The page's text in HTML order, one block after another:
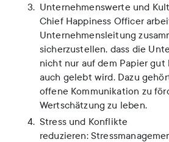
Unternehmenswerte und
Chief Happiness Officer
Unternehmensleitung
sicherzustellen, dass die
nicht nur auf dem Papier gut
auch gelebt wird. Dazu
offene Kommunikation zu
Wertschätzung zu leben.
Stress und Konflikte
reduzieren: